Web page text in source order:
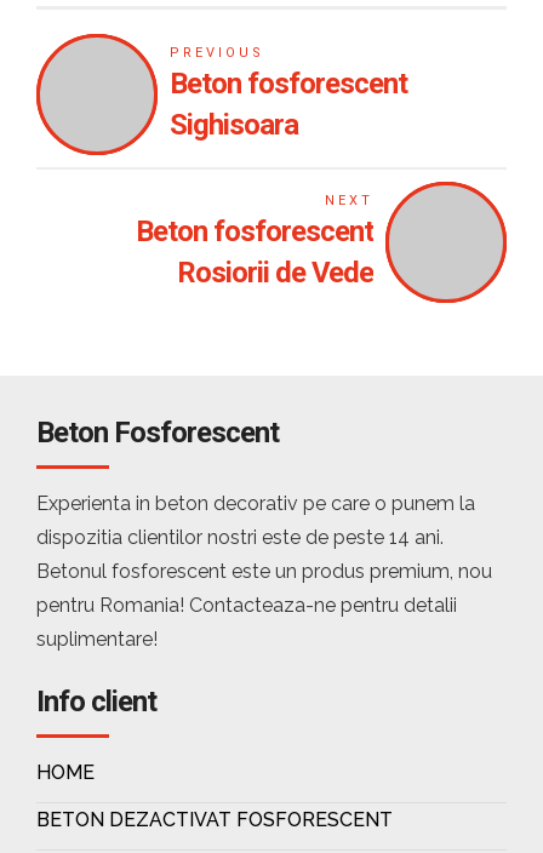
PREVIOUS
Beton fosforescent
Sighisoara
NEXT
Beton fosforescent
Rosiorii de Vede
Beton Fosforescent
Experienta in beton decorativ pe care o punem la
dispozitia clientilor nostri este de peste 14 ani.
Betonul fosforescent este un produs premium, nou
pentru Romania! Contacteaza-ne pentru detalii
suplimentare!
Info client
HOME
BETON DEZACTIVAT FOSFORESCENT